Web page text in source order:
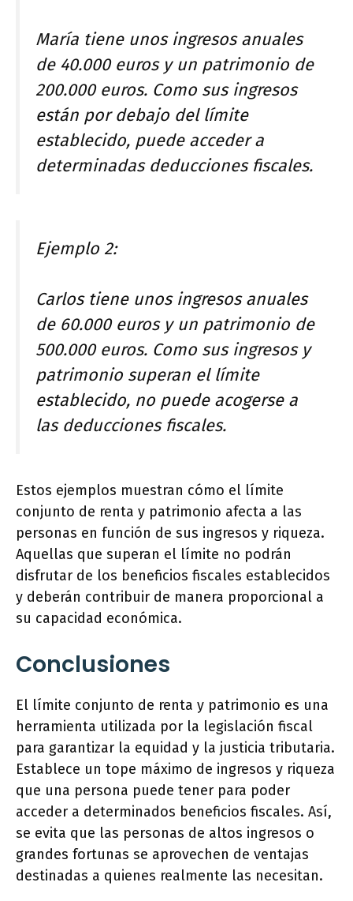
María tiene unos ingresos anuales
de 40.000 euros y un patrimonio de
200.000 euros. Como sus ingresos
están por debajo del límite
establecido, puede acceder a
determinadas deducciones fiscales.
Ejemplo 2:
Carlos tiene unos ingresos anuales
de 60.000 euros y un patrimonio de
500.000 euros. Como sus ingresos y
patrimonio superan el límite
establecido, no puede acogerse a
las deducciones fiscales.
Estos ejemplos muestran cómo el límite
conjunto de renta y patrimonio afecta a las
personas en función de sus ingresos y riqueza.
Aquellas que superan el límite no podrán
disfrutar de los beneficios fiscales establecidos
y deberán contribuir de manera proporcional a
su capacidad económica.
Conclusiones
El límite conjunto de renta y patrimonio es una
herramienta utilizada por la legislación fiscal
para garantizar la equidad y la justicia tributaria.
Establece un tope máximo de ingresos y riqueza
que una persona puede tener para poder
acceder a determinados beneficios fiscales. Así,
se evita que las personas de altos ingresos o
grandes fortunas se aprovechen de ventajas
destinadas a quienes realmente las necesitan.